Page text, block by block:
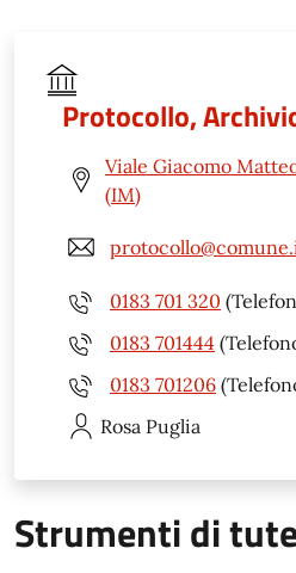
Protocollo,
Viale Giacomo
(IM)
0183 701 320
0183 701444
0183 701206
Rosa Puglia
Strumenti di